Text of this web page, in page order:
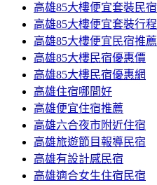
高雄85大樓便宜套裝民宿
高雄85大樓便宜套裝行程
高雄85大樓便宜民宿推薦
高雄85大樓民宿優惠價
高雄85大樓民宿優惠網
高雄住宿哪間好
高雄便宜住宿推薦
高雄六合夜市附近住宿
高雄旅遊節目報導民宿
高雄有設計感民宿
高雄適合女生住宿民宿